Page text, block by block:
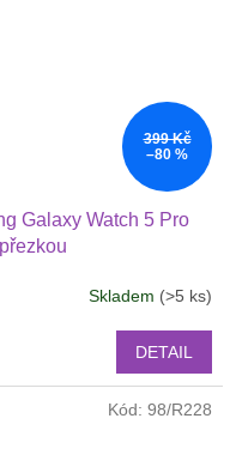
399 Kč
–80 %
Galaxy Watch 5 Pro
Skladem (>5 ks)
DETAIL
Kód: 98/R228